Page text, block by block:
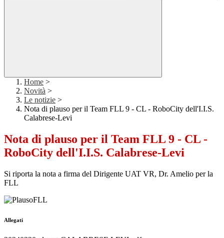
Home >
Novità >
Le notizie >
Nota di plauso per il Team FLL 9 - CL - RoboCity dell'I.I.S.
Calabrese-Levi
Nota di plauso per il Team FLL 9 - CL -
RoboCity dell'I.I.S. Calabrese-Levi
Si riporta la nota a firma del Dirigente UAT VR, Dr. Amelio per la
FLL
Allegati